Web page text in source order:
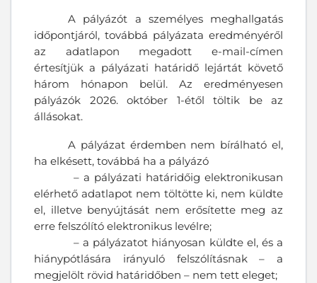
A pályázót a személyes meghallgatás
időpontjáról, továbbá pályázata eredményéről
az adatlapon megadott e-mail-címen
értesítjük a pályázati határidő lejártát követő
három hónapon belül. Az eredményesen
pályázók 2026. október 1-étől töltik be az
állásokat.
A pályázat érdemben nem bírálható el,
ha elkésett, továbbá ha a pályázó
– a pályázati határidőig elektronikusan
elérhető adatlapot nem töltötte ki, nem küldte
el, illetve benyújtását nem erősítette meg az
erre felszólító elektronikus levélre;
– a pályázatot hiányosan küldte el, és a
hiánypótlására irányuló felszólításnak – a
megjelölt rövid határidőben – nem tett eleget;